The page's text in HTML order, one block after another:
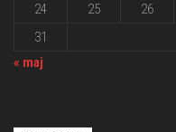
24
25 26
31
« maj